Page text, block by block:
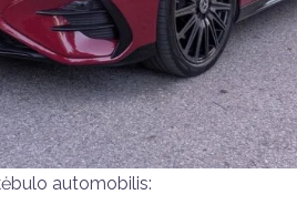
automobilis: